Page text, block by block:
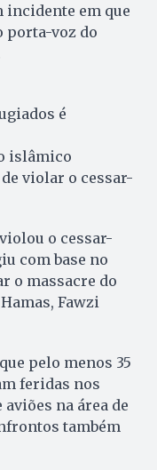
em que
porta-voz do
é
islâmico
violar o cessar-
o cessar-
com base no
o massacre do
Fawzi
pelo menos 35
feridas nos
na área de
também